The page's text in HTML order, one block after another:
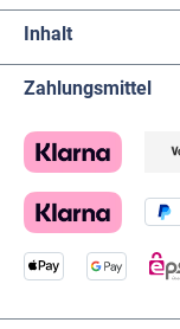
Inhalt
Zahlungsmittel